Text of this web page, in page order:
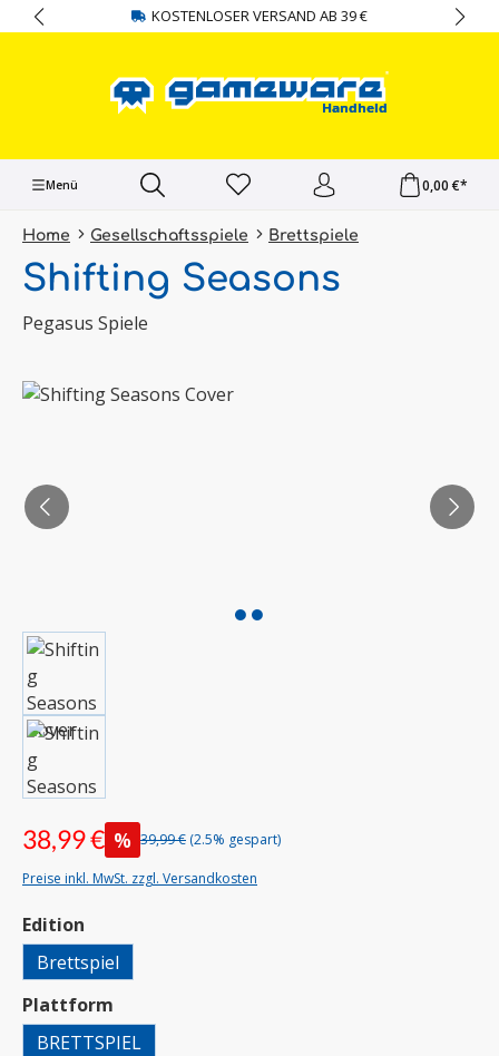
springen KOSTENLOSER VERSAND AB 39 €
Menü 0,00 €*
Home Gesellschaftsspiele Brettspiele
Shifting Seasons
Pegasus Spiele
Bildergalerie überspringen
38,99 € % 39,99 € (2.5% gespart)
Preise inkl. MwSt. zzgl. Versandkosten
Edition
Brettspiel
Plattform
BRETTSPIEL